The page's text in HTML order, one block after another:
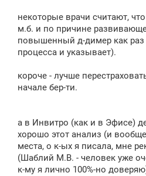
некоторые врачи считают,
м.б. и по причине
повышенный д-димер как раз
процесса и указывает).
короче - лучше
начале бер-ти.
а в Инвитро (как и в Эфисе)
хорошо этот анализ (и
места, о к-ых я писала, мне
(Шаблий М.В. - человек уже
к-му я лично 100%-но